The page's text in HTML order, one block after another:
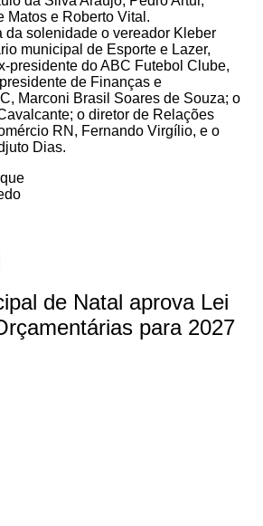
Matos e Roberto Vital.
da solenidade o vereador Kleber
municipal de Esporte e Lazer,
presidente do ABC Futebol Clube,
de Finanças e
Marconi Brasil Soares de Souza; o
o diretor de Relações
RN, Fernando Virgílio, e o
Dias.
de Natal aprova Lei
para 2027